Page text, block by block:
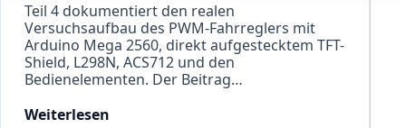
Teil 4 dokumentiert den realen
Versuchsaufbau des PWM-Fahrreglers mit
Arduino Mega 2560, direkt aufgestecktem TFT-
Shield, L298N, ACS712 und den
Bedienelementen. Der Beitrag…
Weiterlesen